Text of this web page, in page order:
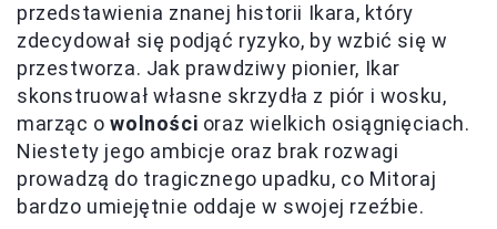
przedstawienia znanej historii Ikara, który
zdecydował się podjąć ryzyko, by wzbić się w
przestworza. Jak prawdziwy pionier, Ikar
skonstruował własne skrzydła z piór i wosku,
marząc owolności oraz wielkich osiągnięciach.
Niestety jego ambicje oraz brak rozwagi
prowadzą do tragicznego upadku, co Mitoraj
bardzo umiejętnie oddaje w swojej rzeźbie.